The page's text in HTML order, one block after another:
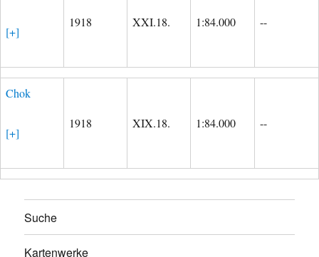
[+]
1918 XXI.18. 1:84.000 --
Chok
[+]
1918 XIX.18. 1:84.000 --
Suche
Kartenwerke